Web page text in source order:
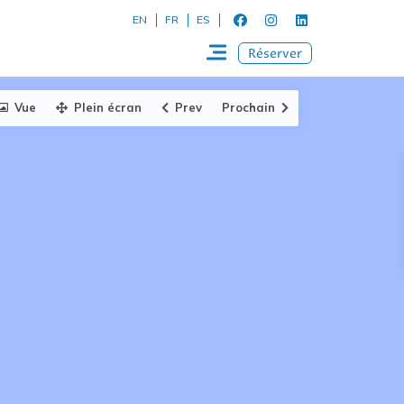
EN FR ES
Réserver
Vue Plein écran Prev Prochain